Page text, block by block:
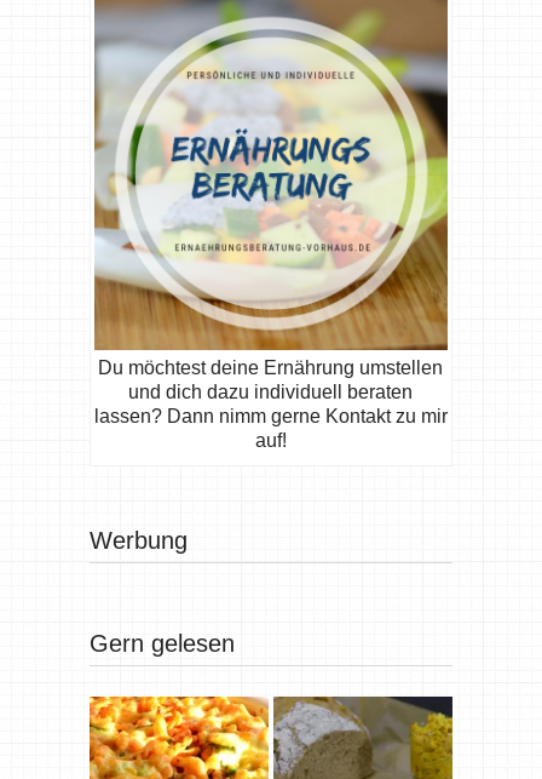
Du möchtest deine Ernährung umstellen
und dich dazu individuell beraten
lassen? Dann nimm gerne Kontakt zu mir
auf!
Werbung
Gern gelesen